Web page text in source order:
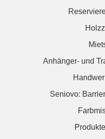
Anhänger- und
Seniovo: